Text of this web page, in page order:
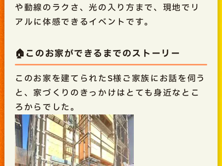
や動線のラクさ、光の入り方まで、現地でリ
アルに体感できるイベントです。
🏠このお家ができるまでのストーリー
このお家を建てられたS様ご家族にお話を伺う
と、家づくりのきっかけはとても身近なとこ
ろからでした。